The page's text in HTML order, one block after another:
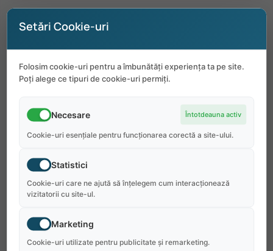
moment.
Setări Cookie-uri
Folosim cookie-uri pentru a îmbunătăți experiența ta pe site.
Poți alege ce tipuri de cookie-uri permiți.
Necesare Întotdeauna activ
Cookie-uri esențiale pentru funcționarea corectă a site-ului.
Statistici
Cookie-uri care ne ajută să înțelegem cum interacționează
vizitatorii cu site-ul.
Marketing
Cookie-uri utilizate pentru publicitate și remarketing.